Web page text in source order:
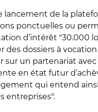
lancement de la
ponctuelles ou
d’intérêt "30.000
des dossiers à
sur un partenariat
en état futur
qui entend
entreprises".